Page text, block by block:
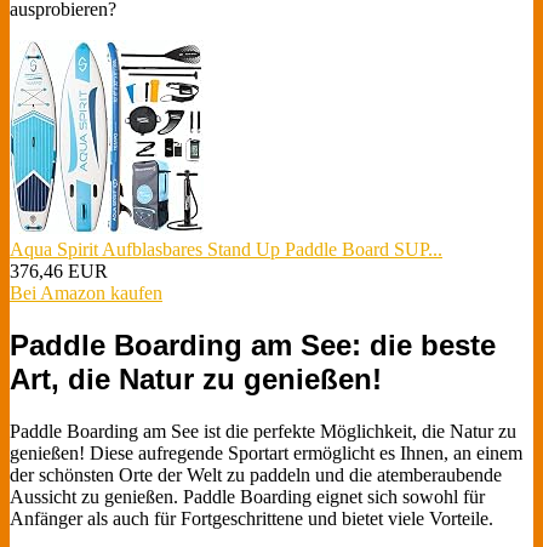
ausprobieren?
Aqua Spirit Aufblasbares Stand Up Paddle Board SUP...
376,46 EUR
Bei Amazon kaufen
Paddle Boarding am See: die beste
Art, die Natur zu genießen!
Paddle Boarding am See ist die perfekte Möglichkeit, die Natur zu
genießen! Diese aufregende Sportart ermöglicht es Ihnen, an einem
der schönsten Orte der Welt zu paddeln und die atemberaubende
Aussicht zu genießen. Paddle Boarding eignet sich sowohl für
Anfänger als auch für Fortgeschrittene und bietet viele Vorteile.